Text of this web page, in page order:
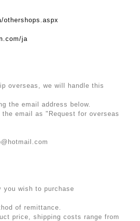
othershops.aspx
ja
overseas, we will handle this
the email address below.
email as "Request for overseas
you wish to purchase
of remittance.
price, shipping costs range from